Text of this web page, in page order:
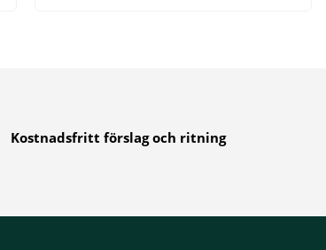
Kostnadsfritt förslag och ritning